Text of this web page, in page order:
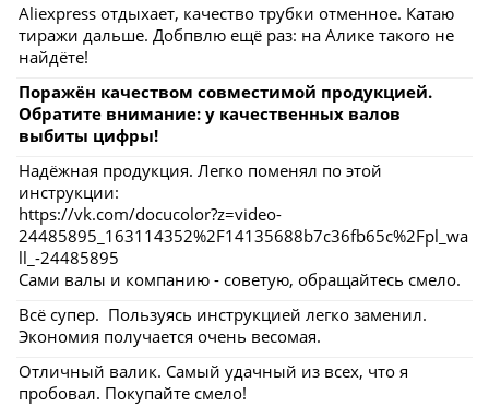
Aliexpress отдыхает, качество трубки отменное. Катаю
тиражи дальше. Добпвлю ещё раз: на Алике такого не
найдёте!
Поражён качеством совместимой продукцией.
Обратите внимание: у качественных валов
выбиты цифры!
Надёжная продукция. Легко поменял по этой
инструкции:
https://vk.com/docucolor?z=video-
24485895_163114352%2F14135688b7c36fb65c%2Fpl_wa
ll_-24485895
Сами валы и компанию - советую, обращайтесь смело.
Всё супер. Пользуясь инструкцией легко заменил.
Экономия получается очень весомая.
Отличный валик. Самый удачный из всех, что я
пробовал. Покупайте смело!